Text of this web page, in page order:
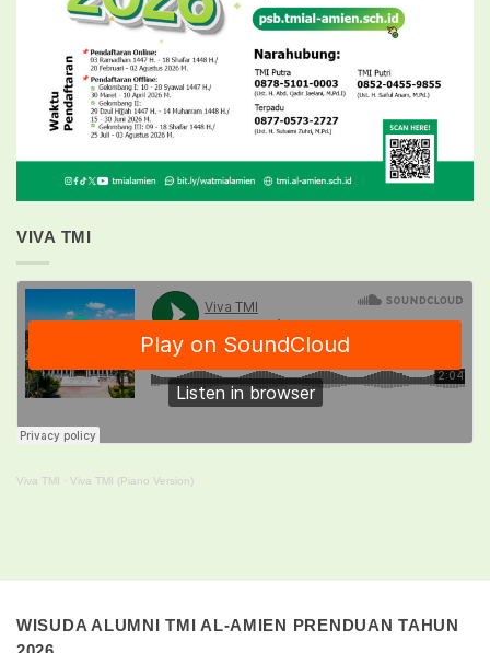
VIVA TMI
Viva TMI · Viva TMI (Piano Version)
WISUDA ALUMNI TMI AL-AMIEN PRENDUAN TAHUN